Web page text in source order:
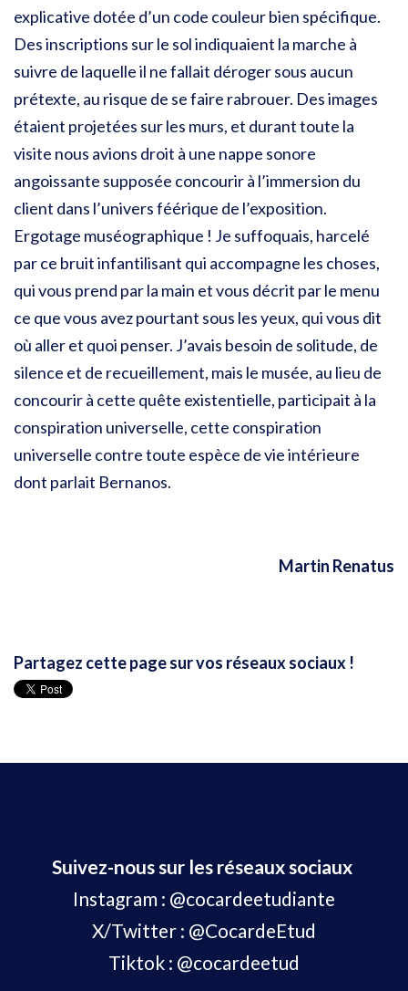
explicative dotée d’un code couleur bien spécifique.
Des inscriptions sur le sol indiquaient la marche à
suivre de laquelle il ne fallait déroger sous aucun
prétexte, au risque de se faire rabrouer. Des images
étaient projetées sur les murs, et durant toute la
visite nous avions droit à une nappe sonore
angoissante supposée concourir à l’immersion du
client dans l’univers féérique de l’exposition.
Ergotage muséographique ! Je suffoquais, harcelé
par ce bruit infantilisant qui accompagne les choses,
qui vous prend par la main et vous décrit par le menu
ce que vous avez pourtant sous les yeux, qui vous dit
où aller et quoi penser. J’avais besoin de solitude, de
silence et de recueillement, mais le musée, au lieu de
concourir à cette quête existentielle, participait à la
conspiration universelle, cette conspiration
universelle contre toute espèce de vie intérieure
dont parlait Bernanos.
Martin Renatus
Partagez cette page sur vos réseaux sociaux !
Suivez-nous sur les réseaux sociaux
Instagram : @cocardeetudiante
X/Twitter : @CocardeEtud
Tiktok : @cocardeetud